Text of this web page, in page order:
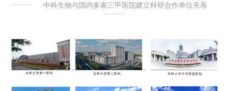
中科生物与国内多家三甲医院建立科研合作单位关系